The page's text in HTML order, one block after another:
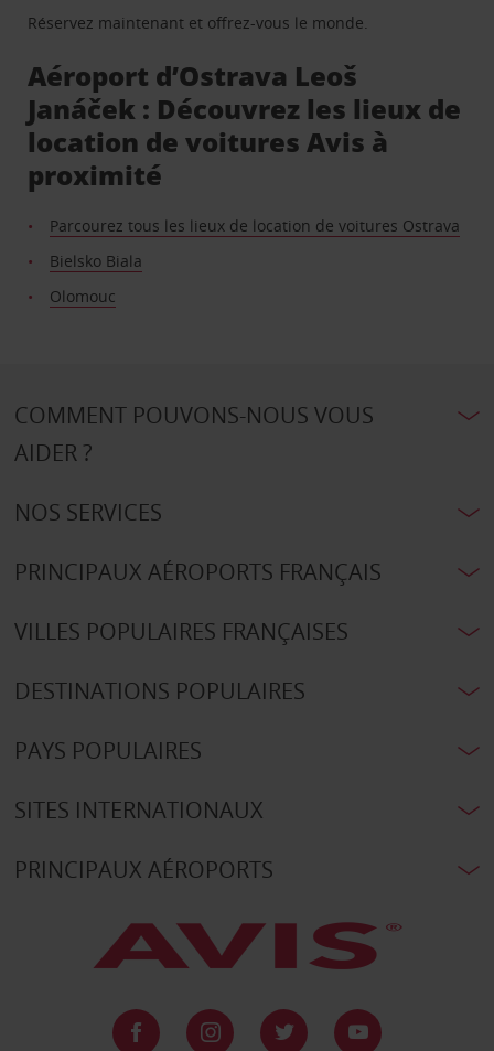
Réservez maintenant et offrez-vous le monde.
Aéroport d’Ostrava Leoš
Janáček : Découvrez les lieux de
location de voitures Avis à
proximité
Parcourez tous les lieux de location de voitures Ostrava
Bielsko Biala
Olomouc
COMMENT POUVONS-NOUS VOUS
AIDER ?
NOS SERVICES
PRINCIPAUX AÉROPORTS FRANÇAIS
VILLES POPULAIRES FRANÇAISES
DESTINATIONS POPULAIRES
PAYS POPULAIRES
SITES INTERNATIONAUX
PRINCIPAUX AÉROPORTS